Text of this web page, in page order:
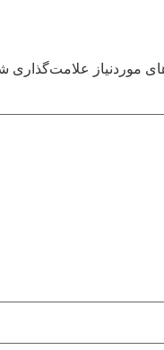
موردنیاز علامت‌گذاری